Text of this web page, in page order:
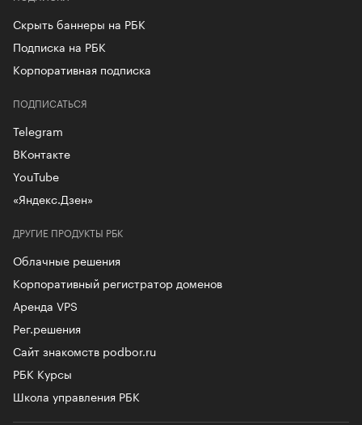
Скрыть баннеры на РБК
Подписка на РБК
Корпоративная подписка
ДРУГИЕ ПРОДУКТЫ РБК
Облачные решения
Корпоративный регистратор доменов
Аренда VPS
Рег.решения
Сайт знакомств podbor.ru
РБК Курсы
Школа управления РБК
ПОДПИСАТЬСЯ
Telegram
ВКонтакте
YouTube
«Яндекс.Дзен»